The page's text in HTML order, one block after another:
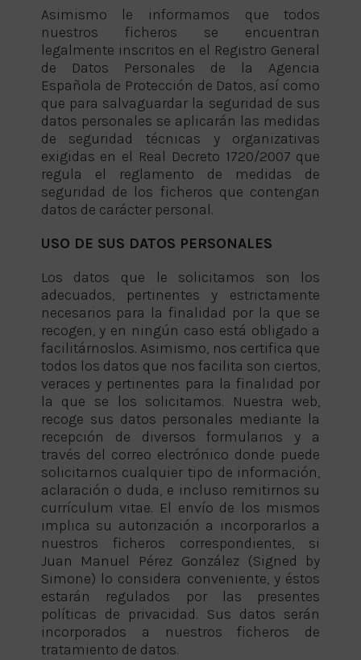
Asimismo le informamos que todos
nuestros ficheros se encuentran
legalmente inscritos en el Registro General
de Datos Personales de la Agencia
Española de Protección de Datos, así como
que para salvaguardar la seguridad de sus
datos personales se aplicarán las medidas
de seguridad técnicas y organizativas
exigidas en el Real Decreto 1720/2007 que
regula el reglamento de medidas de
seguridad de los ficheros que contengan
datos de carácter personal.
USO DE SUS DATOS PERSONALES
Los datos que le solicitamos son los
adecuados, pertinentes y estrictamente
necesarios para la finalidad por la que se
recogen, y en ningún caso está obligado a
facilitárnoslos. Asimismo, nos certifica que
todos los datos que nos facilita son ciertos,
veraces y pertinentes para la finalidad por
la que se los solicitamos. Nuestra web,
recoge sus datos personales mediante la
recepción de diversos formularios y a
través del correo electrónico donde puede
solicitarnos cualquier tipo de información,
aclaración o duda, e incluso remitirnos su
currículum vitae. El envío de los mismos
implica su autorización a incorporarlos a
nuestros ficheros correspondientes, si
Juan Manuel Pérez González (Signed by
Simone) lo considera conveniente, y éstos
estarán regulados por las presentes
políticas de privacidad. Sus datos serán
incorporados a nuestros ficheros de
tratamiento de datos.